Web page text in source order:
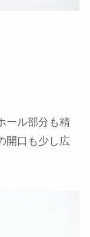
ール部分も精
開口も少し広